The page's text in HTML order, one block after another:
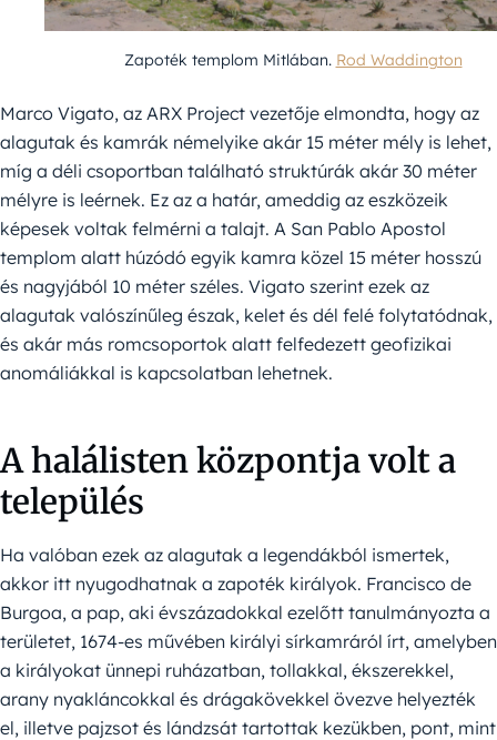
Zapoték templom Mitlában. Rod Waddington
Marco Vigato, az ARX Project vezetője elmondta, hogy az
alagutak és kamrák némelyike akár 15 méter mély is lehet,
míg a déli csoportban található struktúrák akár 30 méter
mélyre is leérnek. Ez az a határ, ameddig az eszközeik
képesek voltak felmérni a talajt. A San Pablo Apostol
templom alatt húzódó egyik kamra közel 15 méter hosszú
és nagyjából 10 méter széles. Vigato szerint ezek az
alagutak valószínűleg észak, kelet és dél felé folytatódnak,
és akár más romcsoportok alatt felfedezett geofizikai
anomáliákkal is kapcsolatban lehetnek.
A halálisten központja volt a
település
Ha valóban ezek az alagutak a legendákból ismertek,
akkor itt nyugodhatnak a zapoték királyok. Francisco de
Burgoa, a pap, aki évszázadokkal ezelőtt tanulmányozta a
területet, 1674-es művében királyi sírkamráról írt, amelyben
a királyokat ünnepi ruházatban, tollakkal, ékszerekkel,
arany nyakláncokkal és drágakövekkel övezve helyezték
el, illetve pajzsot és lándzsát tartottak kezükben, pont, mint